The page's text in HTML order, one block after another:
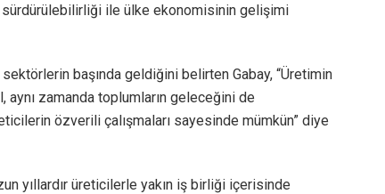
sürdürülebilirliği ile ülke ekonomisinin gelişimi
başında geldiğini belirten Gabay, “Üretimin
zamanda toplumların geleceğini de
özverili çalışmaları sayesinde mümkün” diye
yıllardır üreticilerle yakın iş birliği içerisinde